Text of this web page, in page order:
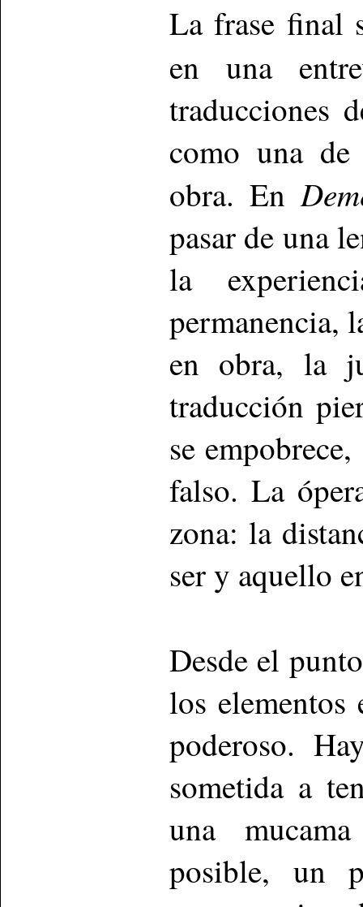
La frase final
en una
traducciones
como una
obra. En
pasar de una
la
permanencia,
en obra, la
traducción
se
falso. La
zona: la
ser y aquello
Desde el
los elementos
poderoso.
sometida a
una
posible, un